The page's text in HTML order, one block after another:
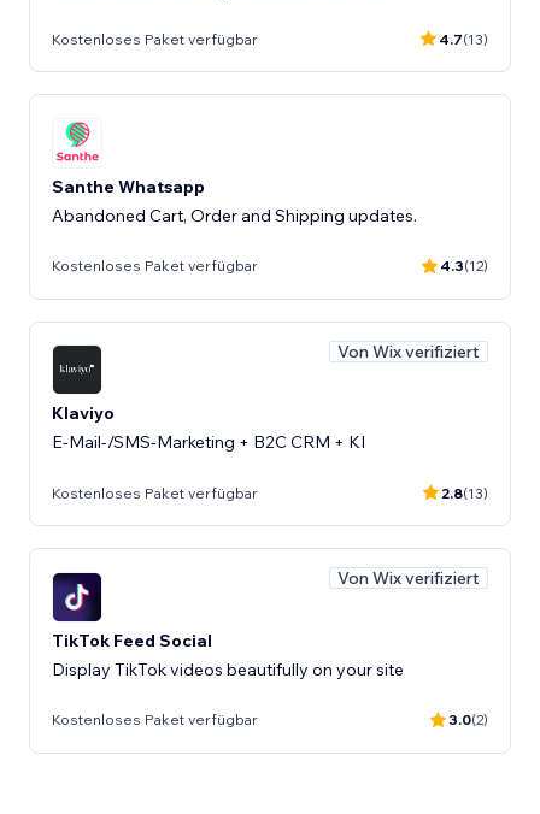
Kostenloses Paket verfügbar 4.7(13)
Santhe Whatsapp
Abandoned Cart, Order and Shipping updates.
Kostenloses Paket verfügbar 4.3(12)
Von Wix verifiziert
Klaviyo
E-Mail-/SMS-Marketing + B2C CRM + KI
Kostenloses Paket verfügbar 2.8(13)
Von Wix verifiziert
TikTok Feed Social
Display TikTok videos beautifully on your site
Kostenloses Paket verfügbar 3.0(2)